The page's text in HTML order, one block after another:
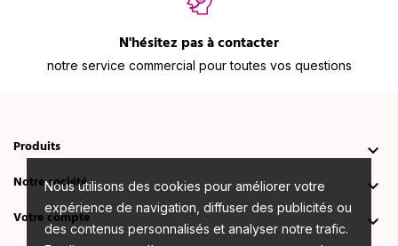
Nous utilisons des cookies pour améliorer votre
expérience de navigation, diffuser des publicités ou
des contenus personnalisés et analyser notre trafic.
N'hésitez pas à contacter
notre service commercial pour toutes vos questions
Produits 
Notre société 
Votre compte 